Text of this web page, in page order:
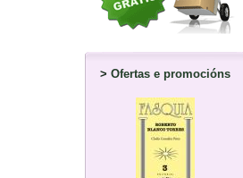
> Ofertas e promocións